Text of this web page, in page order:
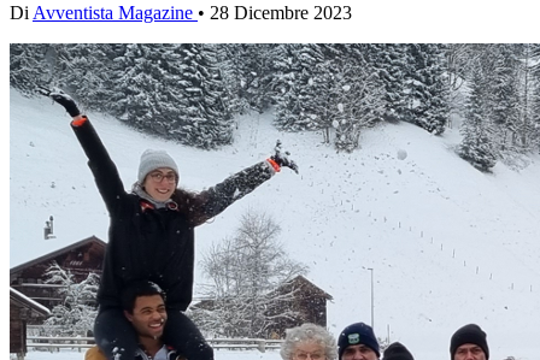
Di Avventista Magazine • 28 Dicembre 2023